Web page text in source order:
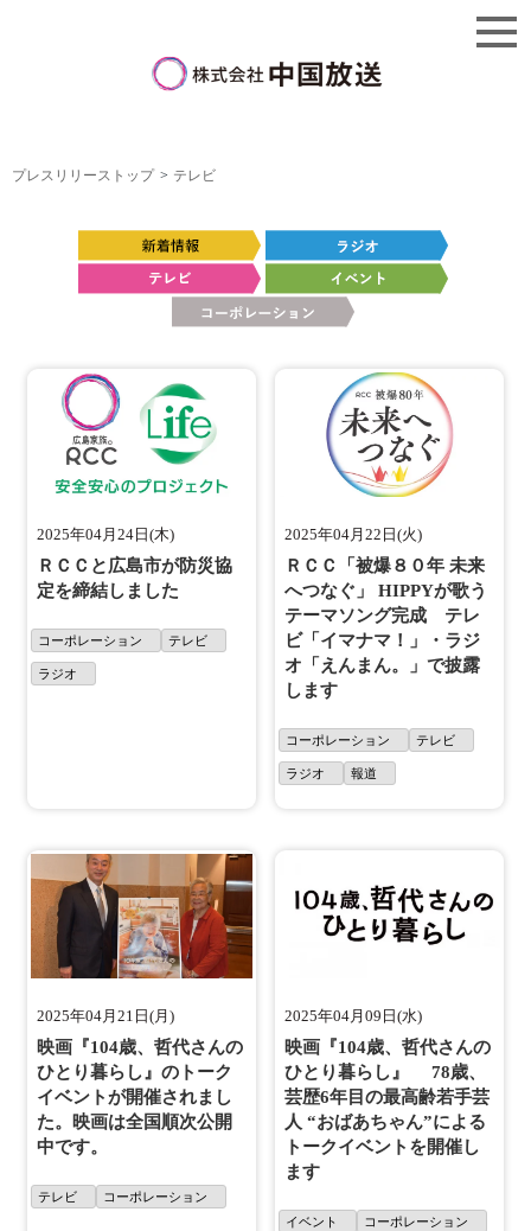
プレスリリーストップ テレビ
2025年04月24日(木)
ＲＣＣと広島市が防災協
定を締結しました
コーポレーション テレビ
ラジオ
2025年04月22日(火)
ＲＣＣ「被爆８０年 未来
へつなぐ」 HIPPYが歌う
テーマソング完成 テレ
ビ「イマナマ！」・ラジ
オ「えんまん。」で披露
します
コーポレーション テレビ
ラジオ 報道
2025年04月21日(月)
映画『104歳、哲代さんの
ひとり暮らし』のトーク
イベントが開催されまし
た。映画は全国順次公開
中です。
テレビ コーポレーション
2025年04月09日(水)
映画『104歳、哲代さんの
ひとり暮らし』 78歳、
芸歴6年目の最高齢若手芸
人 “おばあちゃん”による
トークイベントを開催し
ます
イベント コーポレーション